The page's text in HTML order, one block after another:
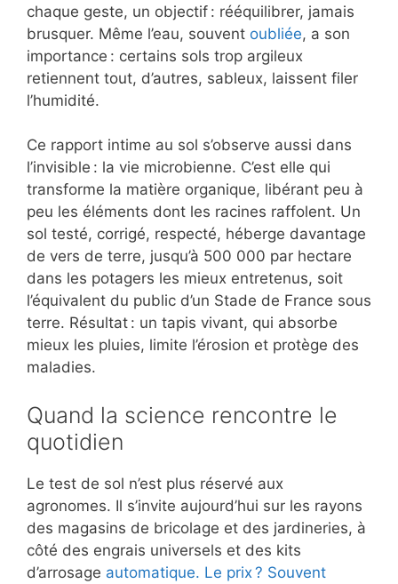
chaque geste, un objectif : rééquilibrer, jamais
brusquer. Même l’eau, souvent oubliée, a son
importance : certains sols trop argileux
retiennent tout, d’autres, sableux, laissent filer
l’humidité.
Ce rapport intime au sol s’observe aussi dans
l’invisible : la vie microbienne. C’est elle qui
transforme la matière organique, libérant peu à
peu les éléments dont les racines raffolent. Un
sol testé, corrigé, respecté, héberge davantage
de vers de terre, jusqu’à 500 000 par hectare
dans les potagers les mieux entretenus, soit
l’équivalent du public d’un Stade de France sous
terre. Résultat : un tapis vivant, qui absorbe
mieux les pluies, limite l’érosion et protège des
maladies.
Quand la science rencontre le
quotidien
Le test de sol n’est plus réservé aux
agronomes. Il s’invite aujourd’hui sur les rayons
des magasins de bricolage et des jardineries, à
côté des engrais universels et des kits
d’arrosage automatique. Le prix ? Souvent